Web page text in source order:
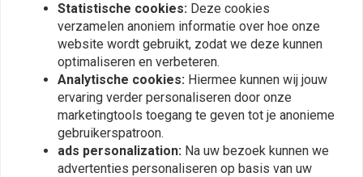
Abonneer
Statistische cookies: Deze cookies
verzamelen anoniem informatie over hoe onze
website wordt gebruikt, zodat we deze kunnen
optimaliseren en verbeteren.
Analytische cookies: Hiermee kunnen wij jouw
ervaring verder personaliseren door onze
marketingtools toegang te geven tot je anonieme
gebruikerspatroon.
ads personalization: Na uw bezoek kunnen we
advertenties personaliseren op basis van uw